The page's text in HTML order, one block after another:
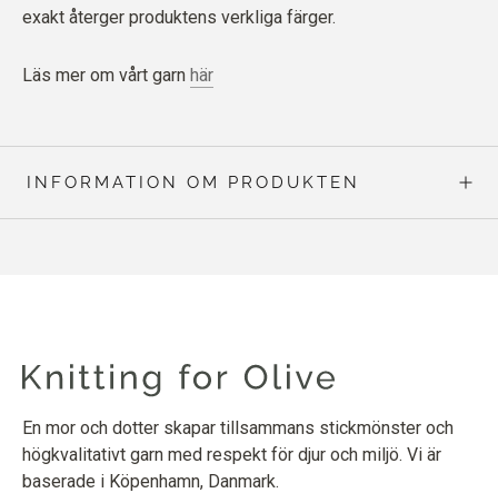
exakt återger produktens verkliga färger.
Läs mer om vårt garn här
INFORMATION OM PRODUKTEN
En mor och dotter skapar tillsammans stickmönster och
högkvalitativt garn med respekt för djur och miljö. Vi är
baserade i Köpenhamn, Danmark.